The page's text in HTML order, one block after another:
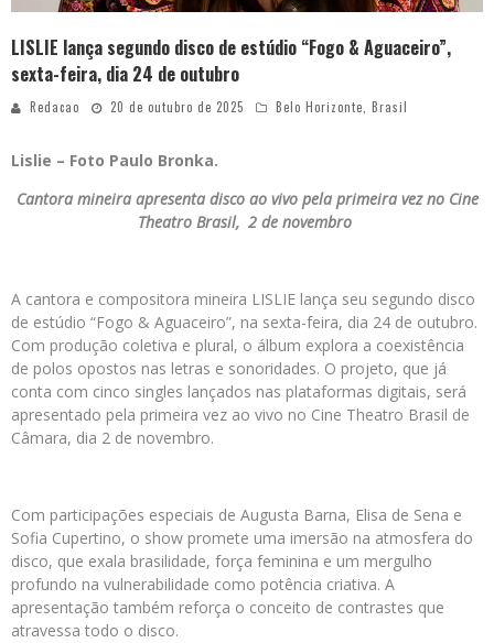
LISLIE lança segundo disco de estúdio “Fogo & Aguaceiro”,
sexta-feira, dia 24 de outubro
Redacao 20 de outubro de 2025 Belo Horizonte, Brasil
Lislie – Foto Paulo Bronka.
Cantora mineira apresenta disco ao vivo pela primeira vez no Cine
Theatro Brasil, 2 de novembro
A cantora e compositora mineira LISLIE lança seu segundo disco
de estúdio “Fogo & Aguaceiro”, na sexta-feira, dia 24 de outubro.
Com produção coletiva e plural, o álbum explora a coexistência
de polos opostos nas letras e sonoridades. O projeto, que já
conta com cinco singles lançados nas plataformas digitais, será
apresentado pela primeira vez ao vivo no Cine Theatro Brasil de
Câmara, dia 2 de novembro.
Com participações especiais de Augusta Barna, Elisa de Sena e
Sofia Cupertino, o show promete uma imersão na atmosfera do
disco, que exala brasilidade, força feminina e um mergulho
profundo na vulnerabilidade como potência criativa. A
apresentação também reforça o conceito de contrastes que
atravessa todo o disco.